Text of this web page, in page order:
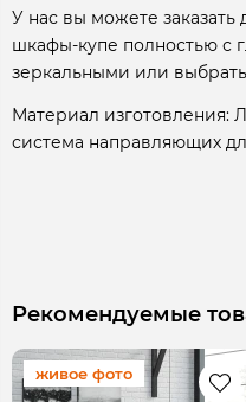
У нас вы можете
шкафы-купе полностью с
зеркальными или
Материал
система направляющих
Рекомендуемые
живое фото